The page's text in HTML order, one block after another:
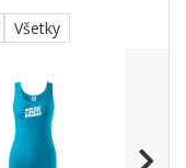
Všetky